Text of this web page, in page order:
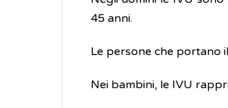
45 anni.
Le persone che portano
Nei bambini, le IVU